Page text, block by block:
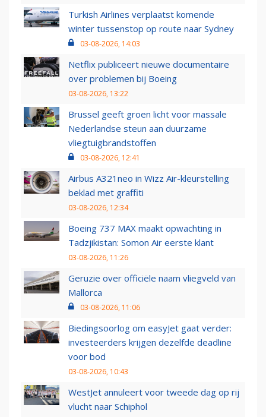
Turkish Airlines verplaatst komende
winter tussenstop op route naar Sydney
03-08-2026, 14:03
Netflix publiceert nieuwe documentaire
over problemen bij Boeing
03-08-2026, 13:22
Brussel geeft groen licht voor massale
Nederlandse steun aan duurzame
vliegtuigbrandstoffen
03-08-2026, 12:41
Airbus A321neo in Wizz Air-kleurstelling
beklad met graffiti
03-08-2026, 12:34
Boeing 737 MAX maakt opwachting in
Tadzjikistan: Somon Air eerste klant
03-08-2026, 11:26
Geruzie over officiële naam vliegveld van
Mallorca
03-08-2026, 11:06
Biedingsoorlog om easyJet gaat verder:
investeerders krijgen dezelfde deadline
voor bod
03-08-2026, 10:43
WestJet annuleert voor tweede dag op rij
vlucht naar Schiphol